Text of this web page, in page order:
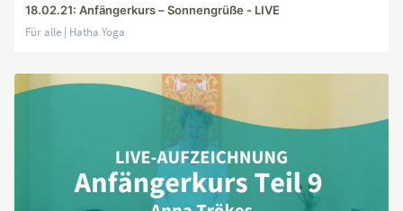
18.02.21: Anfängerkurs – Sonnengrüße - LIVE
Für alle | Hatha Yoga